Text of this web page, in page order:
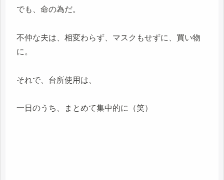
でも、命の為だ。
不仲な夫は、相変わらず、マスクもせずに、買い物
に。
それで、台所使用は、
一日のうち、まとめて集中的に（笑）